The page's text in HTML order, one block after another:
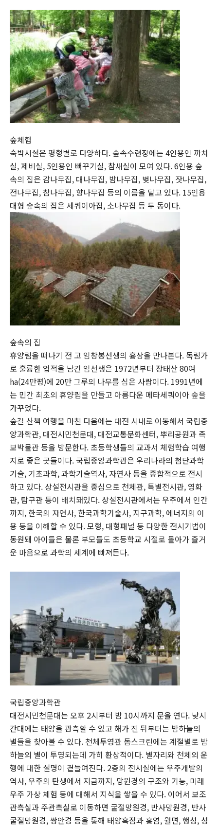
숲체험
숙박시설은 평형별로 다양하다. 숲속수련장에는 4인용인 까치
실, 제비실, 5인용인 뻐꾸기실, 참새실이 모여 있다. 6인용 숲
속의 집은 감나무집, 대나무집, 밤나무집, 벚나무집, 잣나무집,
전나무집, 참나무집, 향나무집 등의 이름을 달고 있다. 15인용
대형 숲속의 집은 세쿼이아집, 소나무집 등 두 동이다.
숲속의 집
휴양림을 떠나기 전 고 임창봉선생의 흉상을 만나본다. 독림가
로 훌륭한 업적을 남긴 임선생은 1972년부터 장태산 80여
ha(24만평)에 20만 그루의 나무를 심은 사람이다. 1991년에
는 민간 최초의 휴양림을 만들고 아름다운 메타세쿼이아 숲을
가꾸었다.
숲길 산책 여행을 마친 다음에는 대전 시내로 이동해서 국립중
앙과학관, 대전시민천문대, 대전교통문화센터, 뿌리공원과 족
보박물관 등을 방문한다. 초등학생들의 교과서 체험학습 여행
지로 좋은 곳들이다. 국립중앙과학관은 우리나라의 첨단과학
기술, 기초과학, 과학기술역사, 자연사 등을 종합적으로 전시
하고 있다. 상설전시관을 중심으로 천체관, 특별전시관, 영화
관, 탐구관 등이 배치돼있다. 상설전시관에서는 우주에서 인간
까지, 한국의 자연사, 한국과학기술사, 지구과학, 에너지의 이
용 등을 이해할 수 있다. 모형, 대형패널 등 다양한 전시기법이
동원돼 아이들은 물론 부모들도 초등학교 시절로 돌아가 즐거
운 마음으로 과학의 세계에 빠져든다.
국립중앙과학관
대전시민천문대는 오후 2시부터 밤 10시까지 문을 연다. 낮시
간대에는 태양을 관측할 수 있고 해가 진 뒤부터는 밤하늘의
별들을 찾아볼 수 있다. 천체투영관 돔스크린에는 계절별로 밤
하늘의 별이 투영되는데 가히 환상적이다. 별자리와 천체의 운
행에 대한 설명이 곁들여진다. 2층의 전시실에는 우주개발의
역사, 우주의 탄생에서 지금까지, 망원경의 구조와 기능, 미래
우주 가상 체험 등에 대해서 지식을 쌓을 수 있다. 이어서 보조
관측실과 주관측실로 이동하면 굴절망원경, 반사망원경, 반사
굴절망원경, 쌍안경 등을 통해 태양흑점과 홍염, 월면, 행성, 성